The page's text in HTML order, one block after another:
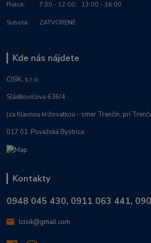
Piatok: 7:30 - 12:00; 13:00 - 16:00
Sobota: ZATVORENÉ
Kde nás nájdete
CISÍK, s.r.o.
Sládkovičova 636/4
(za hlavnou križovatkou - smer Trenčín, pri
017 01 Považská Bystrica
Kontakty
0948 045 430, 0911 063 441,
lcisik@gmail.com